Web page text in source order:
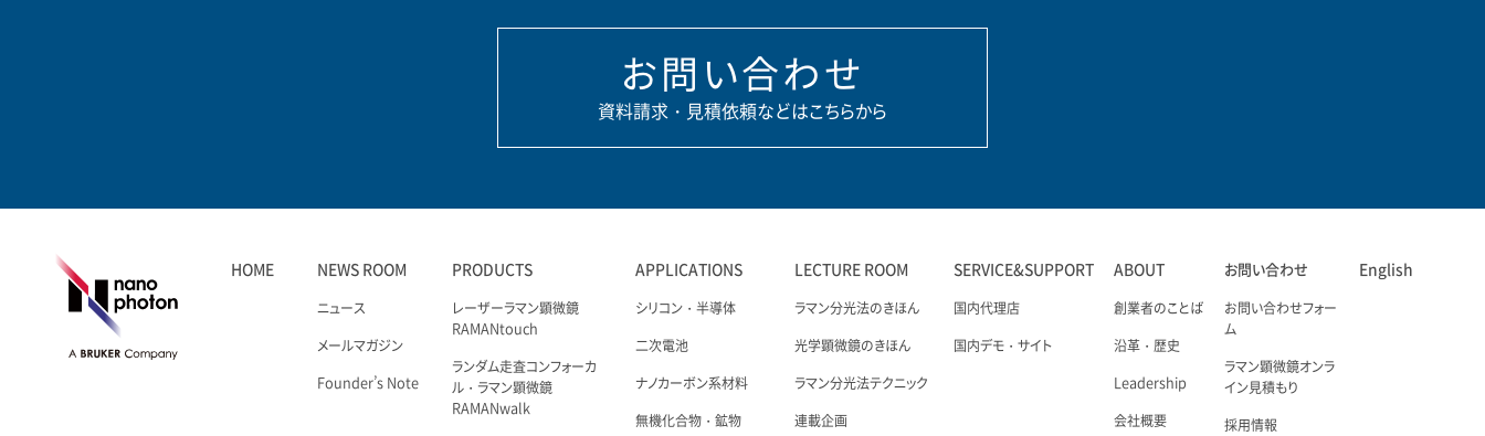
お問い合わせ
資料請求・見積依頼などはこちらから
HOME NEWS ROOM
ニュース
メールマガジン
Founder’s Note
PRODUCTS
レーザーラマン顕微鏡
RAMANtouch
ランダム走査コンフォーカ
ル・ラマン顕微鏡
RAMANwalk
APPLICATIONS
シリコン・半導体
二次電池
ナノカーボン系材料
無機化合物・鉱物
LECTURE ROOM
ラマン分光法のきほん
光学顕微鏡のきほん
ラマン分光法テクニック
連載企画
SERVICE&SUPPORT
国内代理店
国内デモ・サイト
ABOUT
創業者のことば
沿革・歴史
Leadership
会社概要
お問い合わせ
お問い合わせフォー
ム
ラマン顕微鏡オンラ
イン見積もり
採用情報
English